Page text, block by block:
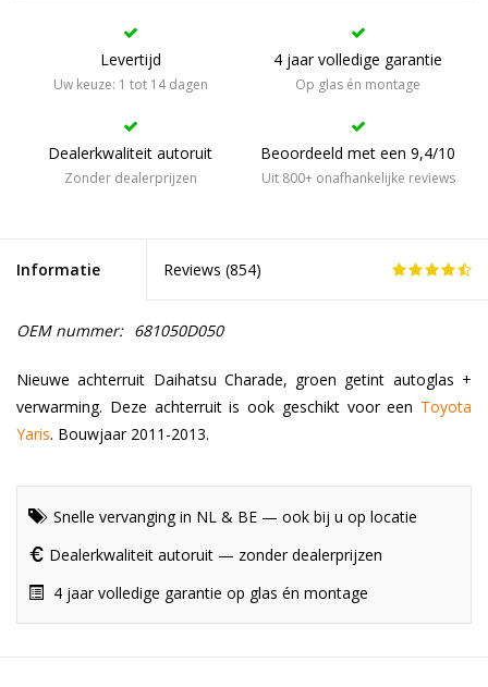
Levertijd
Uw keuze: 1 tot 14 dagen
4 jaar volledige garantie
Op glas én montage
Dealerkwaliteit autoruit
Zonder dealerprijzen
Beoordeeld met een 9,4/10
Uit 800+ onafhankelijke reviews
Informatie Reviews (854)
OEM nummer: 681050D050
Nieuwe achterruit Daihatsu Charade, groen getint autoglas +
verwarming. Deze achterruit is ook geschikt voor een Toyota
Yaris. Bouwjaar 2011-2013.
Snelle vervanging in NL & BE — ook bij u op locatie
Dealerkwaliteit autoruit — zonder dealerprijzen
4 jaar volledige garantie op glas én montage